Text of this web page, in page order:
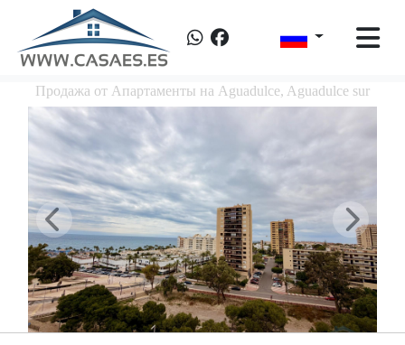
Продажа от Апартаменты на Aguadulce, Aguadulce sur